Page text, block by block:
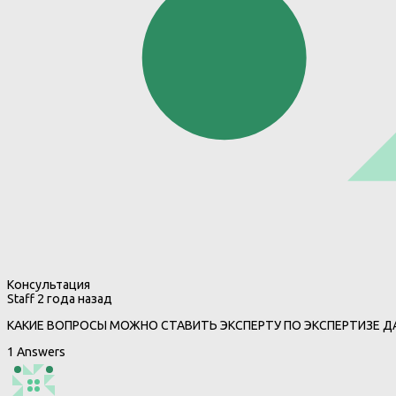
Консультация
Staff 2 года назад
КАКИЕ ВОПРОСЫ МОЖНО СТАВИТЬ ЭКСПЕРТУ ПО ЭКСПЕРТИЗЕ
1 Answers